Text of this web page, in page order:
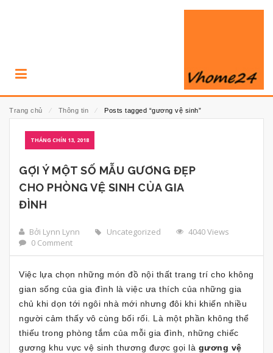
Trang chủ ⁄ Thông tin ⁄ Posts tagged “gương vệ sinh”
THÁNG CHÍN 13, 2018
GỢI Ý MỘT SỐ MẪU GƯƠNG ĐẸP
CHO PHÒNG VỆ SINH CỦA GIA
ĐÌNH
Bởi Lynn Lynn Uncategorized
4040 Views
0 Comment
Việc lựa chọn những món đồ nội thất trang trí cho không
gian sống của gia đình là việc ưa thích của những gia
chủ khi dọn tới ngôi nhà mới nhưng đôi khi khiến nhiều
người cảm thấy vô cùng bối rối. Là một phần không thể
thiếu trong phòng tắm của mỗi gia đình, những chiếc
gương khu vực vệ sinh thương được gọi là gương vệ